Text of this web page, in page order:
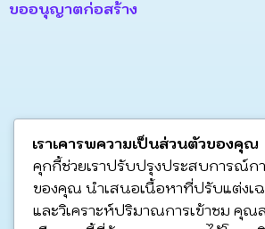
ขออนุญาตก่อสร้าง
โครงสร้างบุคลา
เราเคารพความเป็นส่วนตัวของคุณ
คุกกี้ช่วยเราปรับปรุงประสบการณ์กา
ของคุณ นำเสนอเนื้อหาที่ปรับแต่งเ
และวิเคราะห์ปริมาณการเข้าชม คุณ